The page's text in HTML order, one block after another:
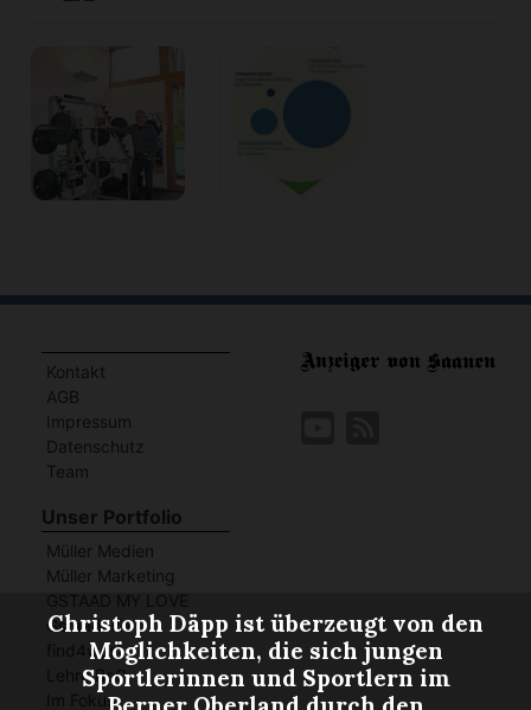
Christoph Däpp ist überzeugt von den
Möglichkeiten, die sich jungen
Sportlerinnen und Sportlern im
Kontakt
AGB
Impressum
Datenschutz
Team
Unser Portfolio
Müller Medien
Müller Marketing
GstaadLife
find4west
Lehre BeO
Im Fokus